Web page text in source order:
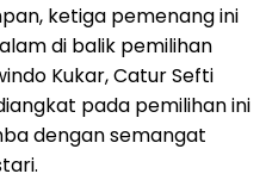
ketiga pemenang ini
di balik pemilihan
Kukar, Catur Sefti
pada pemilihan ini
dengan semangat